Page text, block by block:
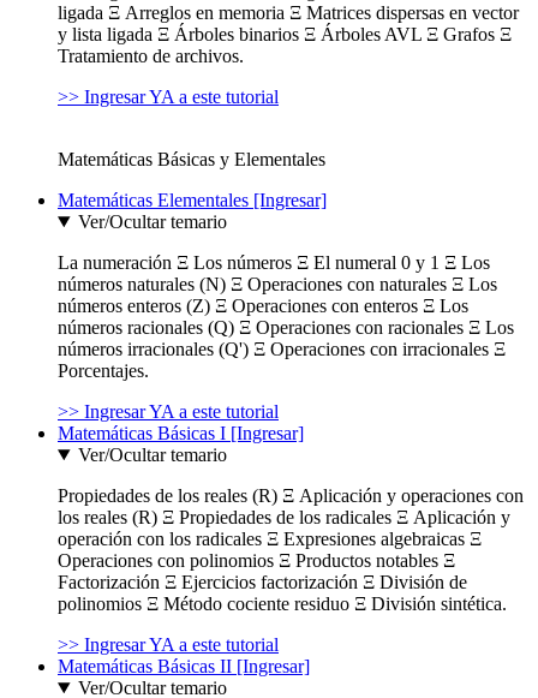
ligada Ξ Arreglos en memoria Ξ Matrices dispersas en vector
y lista ligada Ξ Árboles binarios Ξ Árboles AVL Ξ Grafos Ξ
Tratamiento de archivos.
>> Ingresar YA a este tutorial
Matemáticas Básicas y Elementales
Matemáticas Elementales [Ingresar]
Ver/Ocultar temario
La numeración Ξ Los números Ξ El numeral 0 y 1 Ξ Los
números naturales (N) Ξ Operaciones con naturales Ξ Los
números enteros (Z) Ξ Operaciones con enteros Ξ Los
números racionales (Q) Ξ Operaciones con racionales Ξ Los
números irracionales (Q') Ξ Operaciones con irracionales Ξ
Porcentajes.
>> Ingresar YA a este tutorial
Matemáticas Básicas I [Ingresar]
Ver/Ocultar temario
Propiedades de los reales (R) Ξ Aplicación y operaciones con
los reales (R) Ξ Propiedades de los radicales Ξ Aplicación y
operación con los radicales Ξ Expresiones algebraicas Ξ
Operaciones con polinomios Ξ Productos notables Ξ
Factorización Ξ Ejercicios factorización Ξ División de
polinomios Ξ Método cociente residuo Ξ División sintética.
>> Ingresar YA a este tutorial
Matemáticas Básicas II [Ingresar]
Ver/Ocultar temario